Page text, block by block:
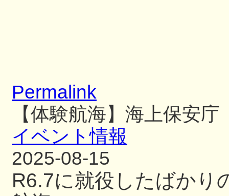
Permalink
【体験航海】海上保安
イベント情報
2025-08-15
R6.7に就役したばかり